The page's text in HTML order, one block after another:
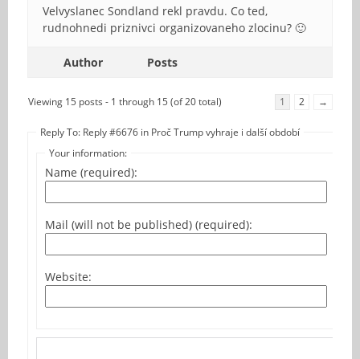
Velvyslanec Sondland rekl pravdu. Co ted,
rudnohnedi priznivci organizovaneho zlocinu? 🙂
Author Posts
Viewing 15 posts - 1 through 15 (of 20 total) 1 2 →
Reply To: Reply #6676 in Proč Trump vyhraje i další období
Your information:
Name (required):
Mail (will not be published) (required):
Website: